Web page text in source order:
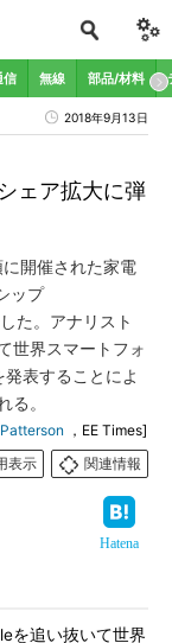
信 無線 部品/材料
2018年9月13日
ェア拡大に弾
開催された家電
ップ
た。アナリスト
世界スマートフォ
表することによ
る。
，EE Times]
表示
関連情報
Hatena
を追い抜いて世界